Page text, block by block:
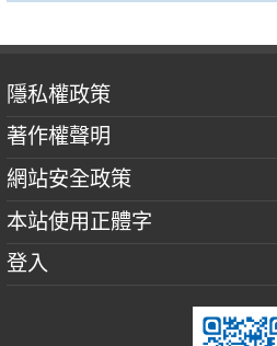
隱私權政策
著作權聲明
網站安全政策
本站使用正體字
登入